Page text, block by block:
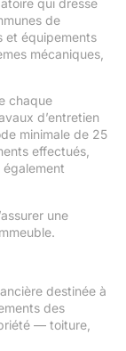
qui dresse
de
et équipements
mécaniques,
chaque
d’entretien
minimale de 25
effectués,
une
destinée à
des
— toiture,